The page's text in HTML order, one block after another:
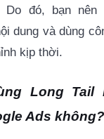
Do đó, bạn
dung và dùng
kịp thời.
Long Tail
Ads không?